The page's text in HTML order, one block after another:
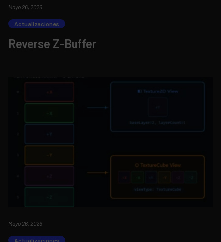
Mayo 26, 2026
Actualizaciones
Reverse Z-Buffer
Mayo 26, 2026
Actualizaciones